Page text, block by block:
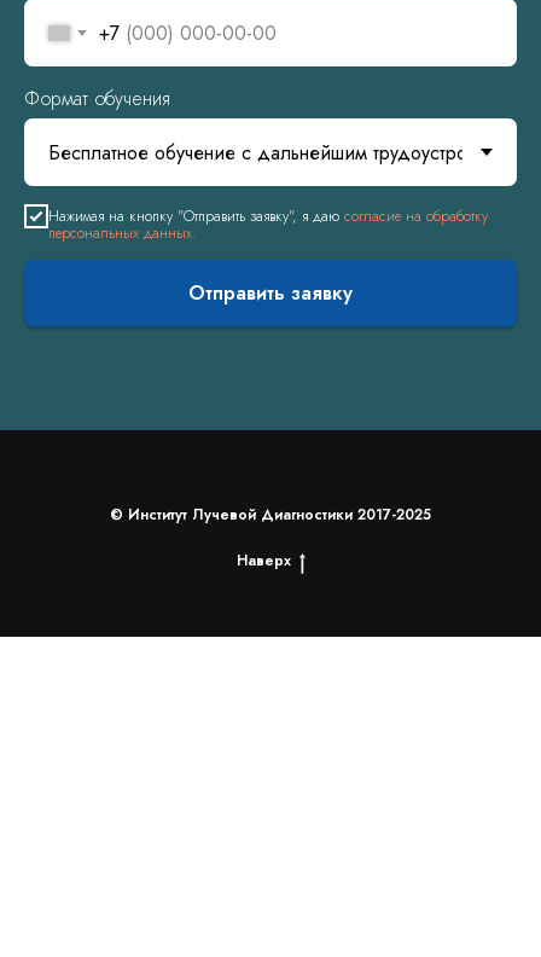
+7
Формат обучения
Нажимая на кнопку "Отправить заявку", я даю согласие на обработку
персональных данных.
Отправить заявку
© Институт Лучевой Диагностики 2017-2025
Наверх